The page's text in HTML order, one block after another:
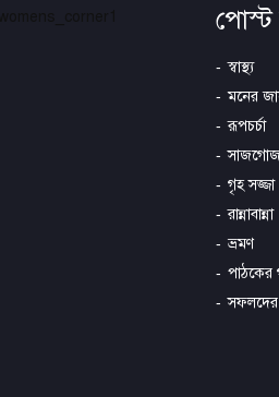
পোস্ট
স্বাস্থ্য
মনের
রূপচর্চা
গৃহ সজ্জা
রান্নাবান্না
ভ্রমণ
পাঠকের